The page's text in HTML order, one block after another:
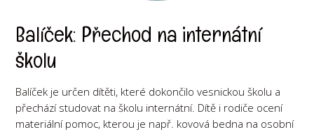
Balíček: Přechod na internátní
školu
Balíček je určen dítěti, které dokončilo vesnickou školu a
přechází studovat na školu internátní. Dítě i rodiče ocení
materiální pomoc, kterou je např. kovová bedna na osobní